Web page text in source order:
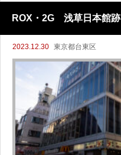
ROX・2G 浅草日本館跡
2023.12.30 東京都台東区